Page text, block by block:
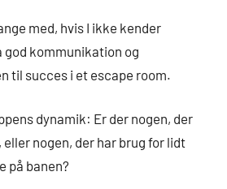
med, hvis I ikke kender
god kommunikation og
til succes i et escape room.
dynamik: Er der nogen, der
nogen, der har brug for lidt
på banen?